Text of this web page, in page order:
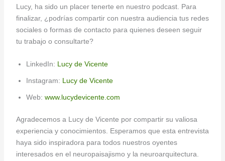
Lucy, ha sido un placer tenerte en nuestro podcast. Para
finalizar, ¿podrías compartir con nuestra audiencia tus redes
sociales o formas de contacto para quienes deseen seguir
tu trabajo o consultarte?
LinkedIn: Lucy de Vicente
Instagram: Lucy de Vicente
Web: www.lucydevicente.com
Agradecemos a Lucy de Vicente por compartir su valiosa
experiencia y conocimientos. Esperamos que esta entrevista
haya sido inspiradora para todos nuestros oyentes
interesados en el neuropaisajismo y la neuroarquitectura.